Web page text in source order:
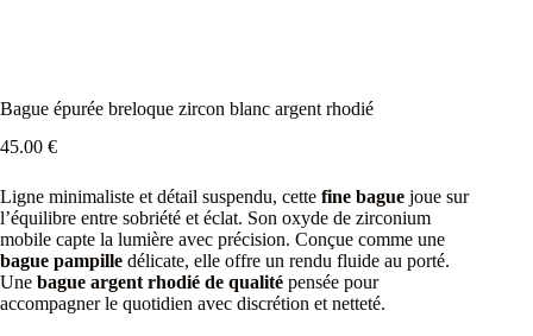
Bague épurée breloque zircon blanc argent rhodié
45.00 €
Ligne minimaliste et détail suspendu, cette fine bague joue sur
l’équilibre entre sobriété et éclat. Son oxyde de zirconium
mobile capte la lumière avec précision. Conçue comme une
bague pampille délicate, elle offre un rendu fluide au porté.
Une bague argent rhodié de qualité pensée pour
accompagner le quotidien avec discrétion et netteté.